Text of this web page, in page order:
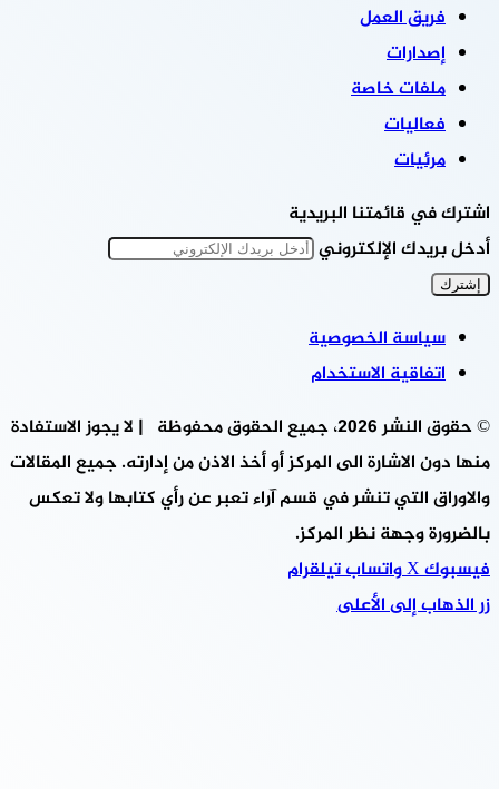
فريق العمل
إصدارات
ملفات خاصة
فعاليات
مرئيات
اشترك في قائمتنا البريدية
أدخل بريدك الإلكتروني
سياسة الخصوصية
اتفاقية الاستخدام
© حقوق النشر 2026، جميع الحقوق محفوظة | لا يجوز الاستفادة
منها دون الاشارة الى المركز أو أخذ الاذن من إدارته. جميع المقالات
والاوراق التي تنشر في قسم آراء تعبر عن رأي كتابها ولا تعكس
بالضرورة وجهة نظر المركز.
فيسبوك‫Xواتسابتيلقرام
زر الذهاب إلى الأعلى